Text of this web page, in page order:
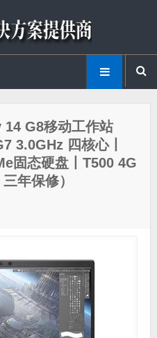
G8移动工作站
3.0GHz 四核心丨
固态硬盘丨T500 4G
年保修）